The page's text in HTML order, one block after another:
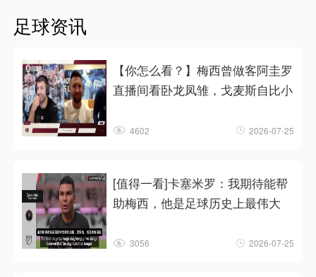
足球资讯
【你怎么看？】梅西曾做客阿圭罗
直播间看卧龙凤雏，戈麦斯自比小
4602 2026-07-25
[值得一看]卡塞米罗：我期待能帮
助梅西，他是足球历史上最伟大
3056 2026-07-25